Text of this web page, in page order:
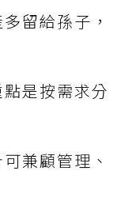
留給孫子，
是按需求分
兼顧管理、